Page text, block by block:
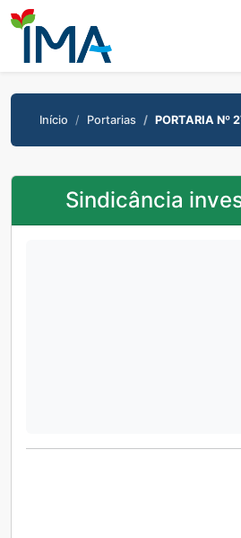
Início Portarias PORTARIA Nº
Sindicância